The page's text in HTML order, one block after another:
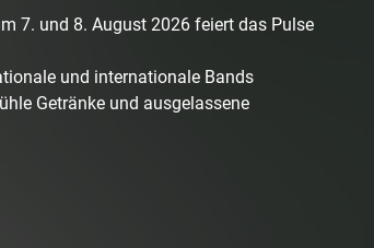
7. und 8. August 2026 feiert das Pulse
und internationale Bands
Getränke und ausgelassene